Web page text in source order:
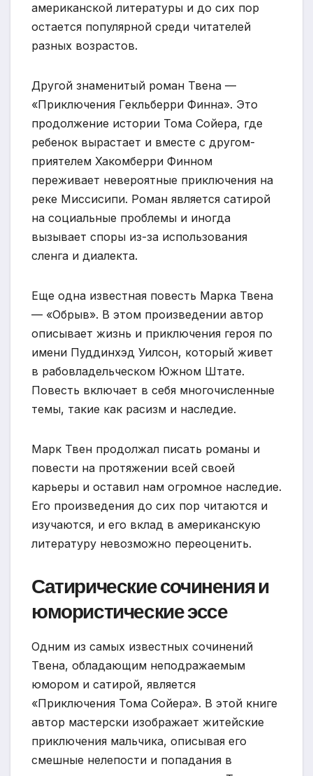
американской литературы и до сих пор
остается популярной среди читателей
разных возрастов.
Другой знаменитый роман Твена —
«Приключения Гекльберри Финна». Это
продолжение истории Тома Сойера, где
ребенок вырастает и вместе с другом-
приятелем Хакомберри Финном
переживает невероятные приключения на
реке Миссисипи. Роман является сатирой
на социальные проблемы и иногда
вызывает споры из-за использования
сленга и диалекта.
Еще одна известная повесть Марка Твена
— «Обрыв». В этом произведении автор
описывает жизнь и приключения героя по
имени Пуддинхэд Уилсон, который живет
в рабовладельческом Южном Штате.
Повесть включает в себя многочисленные
темы, такие как расизм и наследие.
Марк Твен продолжал писать романы и
повести на протяжении всей своей
карьеры и оставил нам огромное наследие.
Его произведения до сих пор читаются и
изучаются, и его вклад в американскую
литературу невозможно переоценить.
Сатирические сочинения и
юмористические эссе
Одним из самых известных сочинений
Твена, обладающим неподражаемым
юмором и сатирой, является
«Приключения Тома Сойера». В этой книге
автор мастерски изображает житейские
приключения мальчика, описывая его
смешные нелепости и попадания в